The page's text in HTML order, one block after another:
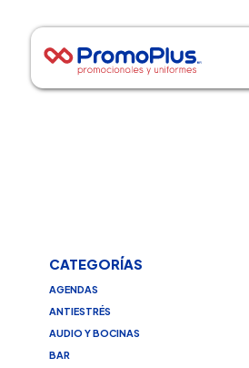
CATEGORÍAS
AGENDAS
ANTIESTRÉS
AUDIO Y BOCINAS
BAR